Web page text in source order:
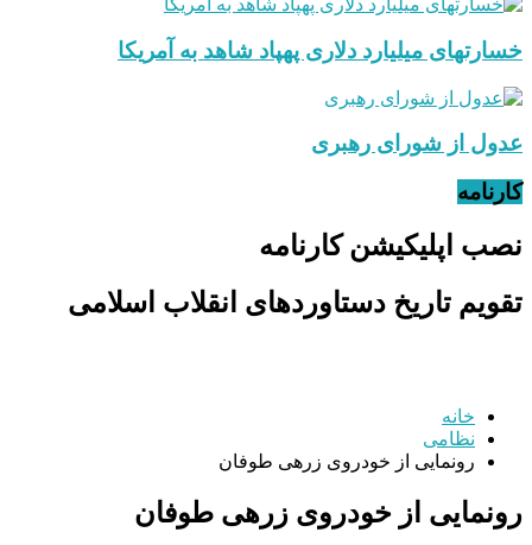
خسارتهای میلیارد دلاری پهپاد شاهد به آمریکا
عدول از شورای رهبری
کارنامه
نصب اپلیکیشن کارنامه
تقویم تاریخ دستاوردهای انقلاب اسلامی
خانه
نظامی
رونمایی از خودروی زرهی طوفان
رونمایی از خودروی زرهی طوفان